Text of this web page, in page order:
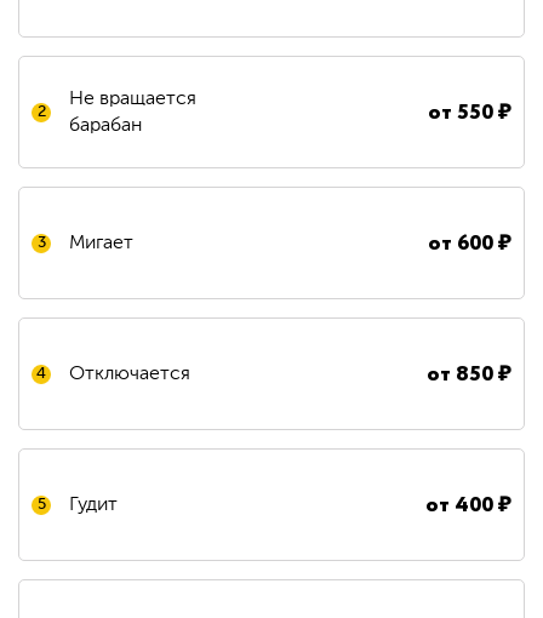
2
Не вращается
барабан
от550₽
3 Мигает от 600₽
4 Отключается от 850₽
5 Гудит от 400₽